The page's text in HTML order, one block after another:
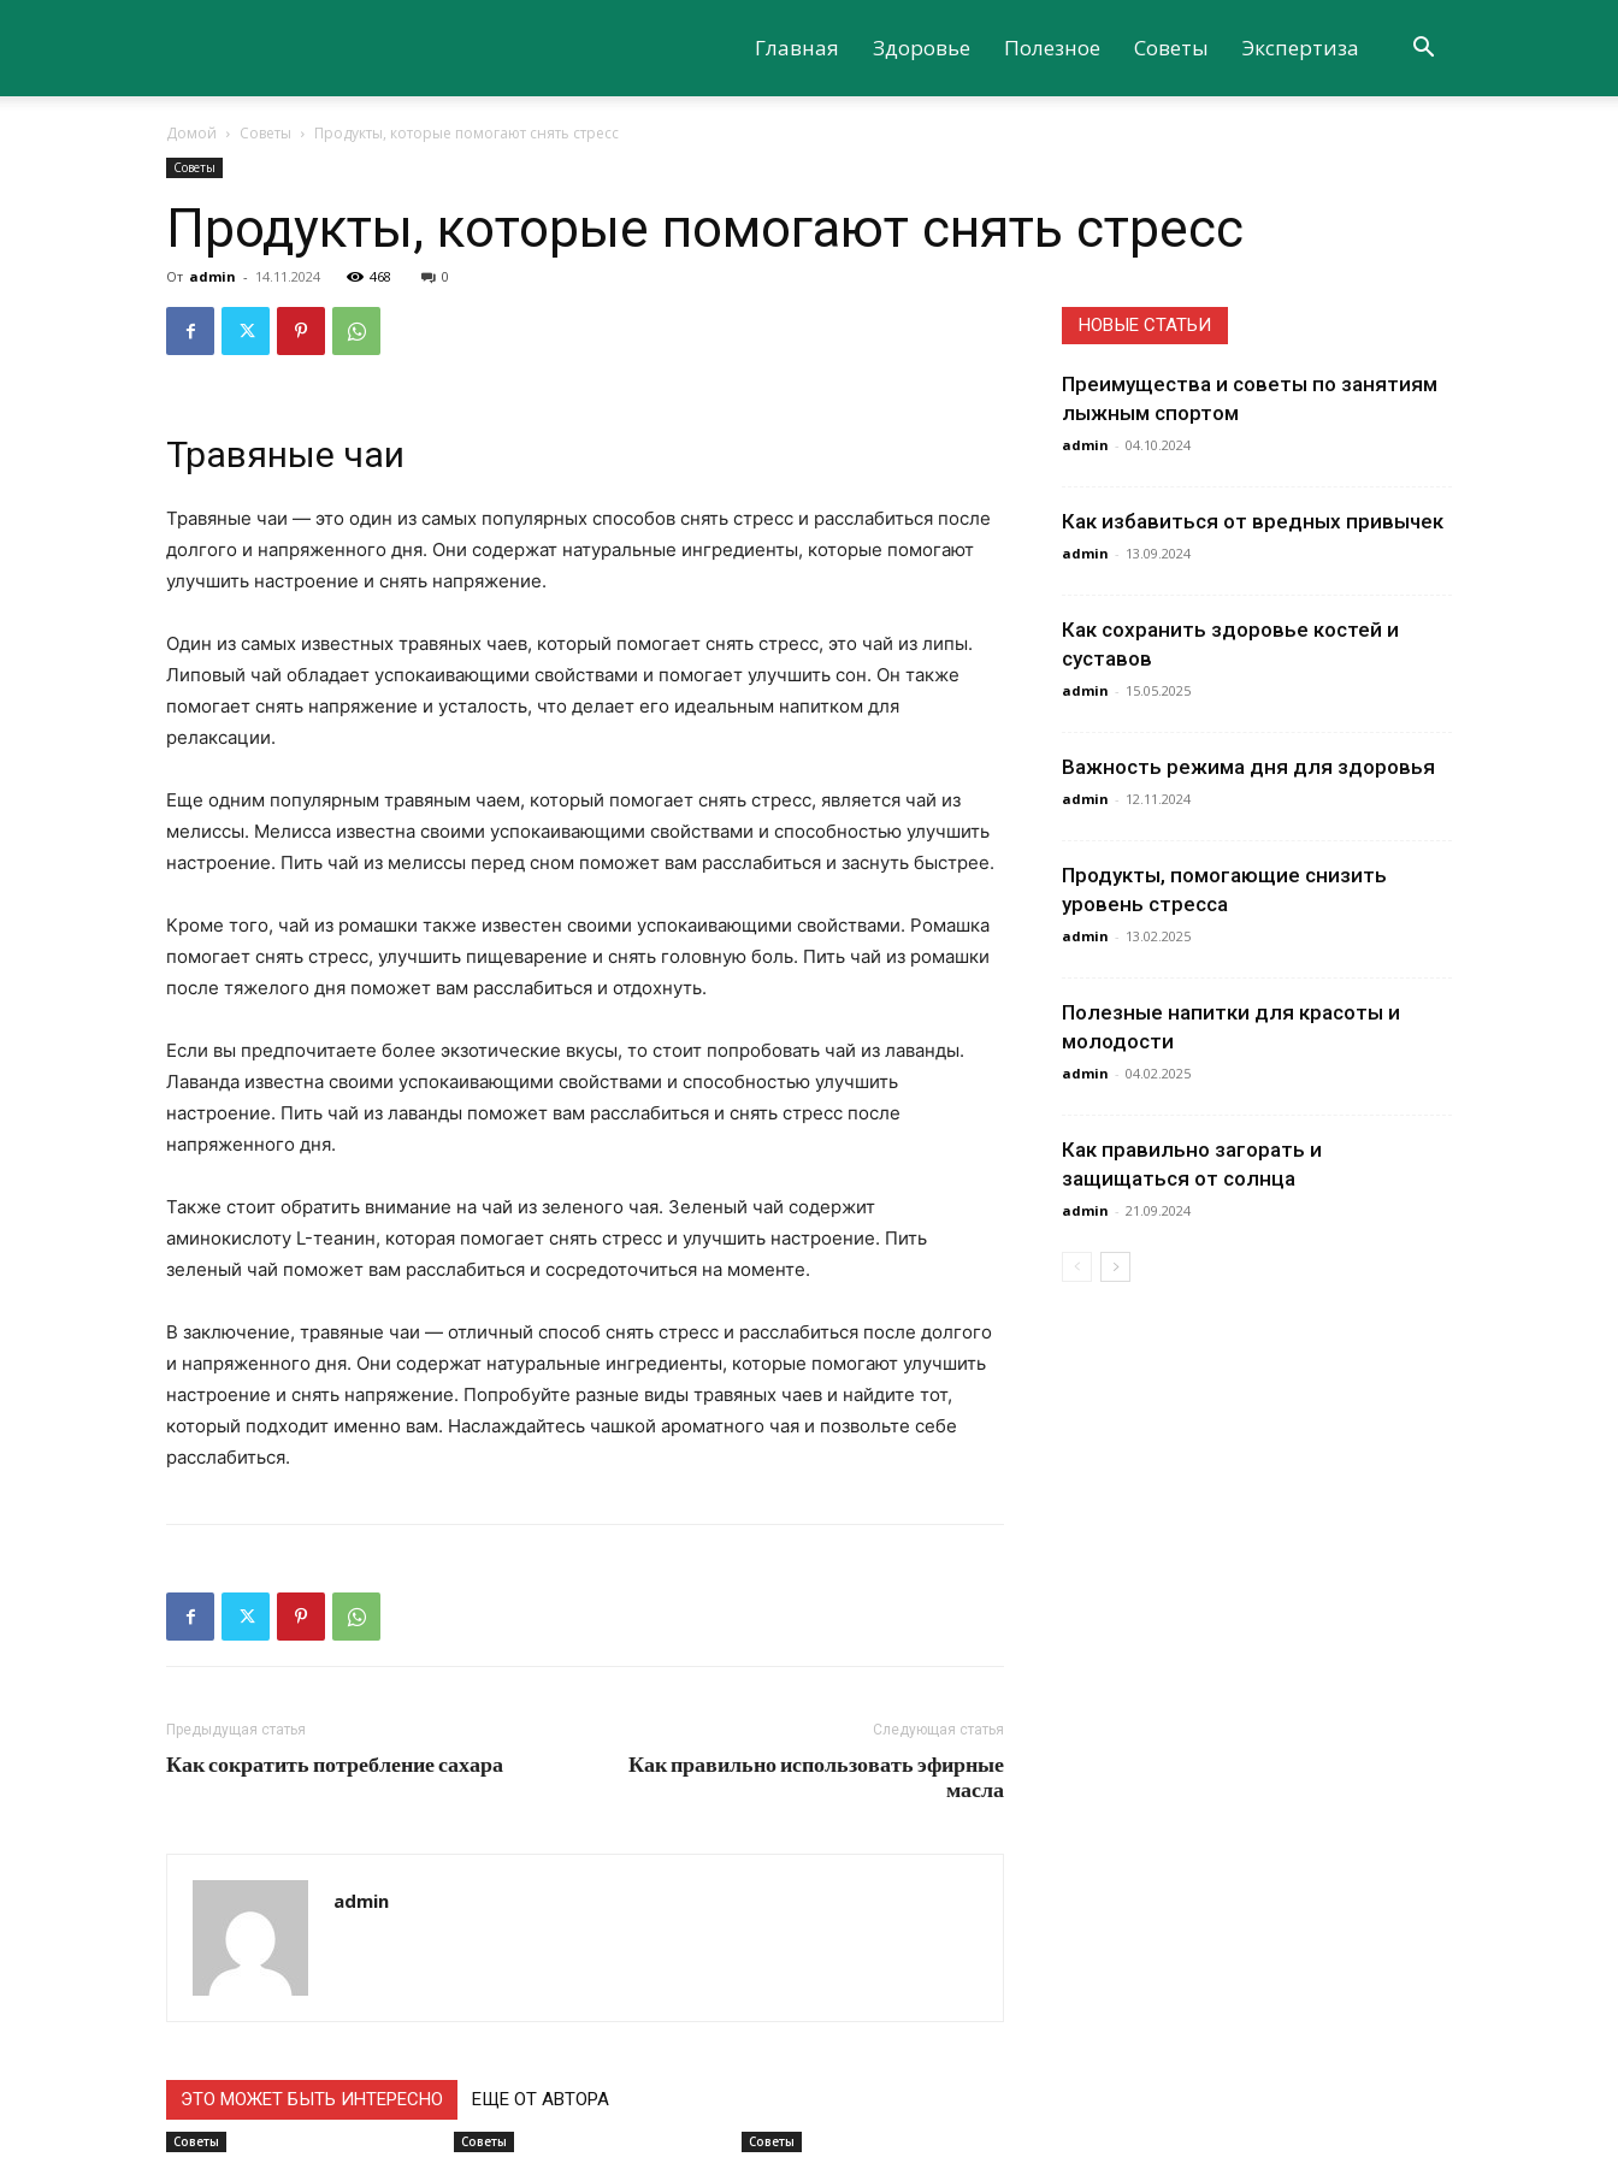
о
здоровье
Главная Здоровье Полезное Советы Экспертиза
Домой Советы Продукты, которые помогают снять стресс
Советы
Продукты, которые помогают снять стресс
От admin - 14.11.2024 468 0
Травяные чаи
Травяные чаи — это один из самых популярных способов снять стресс и расслабиться после
долгого и напряженного дня. Они содержат натуральные ингредиенты, которые помогают
улучшить настроение и снять напряжение.
Один из самых известных травяных чаев, который помогает снять стресс, это чай из липы.
Липовый чай обладает успокаивающими свойствами и помогает улучшить сон. Он также
помогает снять напряжение и усталость, что делает его идеальным напитком для
релаксации.
Еще одним популярным травяным чаем, который помогает снять стресс, является чай из
мелиссы. Мелисса известна своими успокаивающими свойствами и способностью улучшить
настроение. Пить чай из мелиссы перед сном поможет вам расслабиться и заснуть быстрее.
Кроме того, чай из ромашки также известен своими успокаивающими свойствами. Ромашка
помогает снять стресс, улучшить пищеварение и снять головную боль. Пить чай из ромашки
после тяжелого дня поможет вам расслабиться и отдохнуть.
Если вы предпочитаете более экзотические вкусы, то стоит попробовать чай из лаванды.
Лаванда известна своими успокаивающими свойствами и способностью улучшить
настроение. Пить чай из лаванды поможет вам расслабиться и снять стресс после
напряженного дня.
Также стоит обратить внимание на чай из зеленого чая. Зеленый чай содержит
аминокислоту L-теанин, которая помогает снять стресс и улучшить настроение. Пить
зеленый чай поможет вам расслабиться и сосредоточиться на моменте.
В заключение, травяные чаи — отличный способ снять стресс и расслабиться после долгого
и напряженного дня. Они содержат натуральные ингредиенты, которые помогают улучшить
настроение и снять напряжение. Попробуйте разные виды травяных чаев и найдите тот,
который подходит именно вам. Наслаждайтесь чашкой ароматного чая и позвольте себе
расслабиться.
Предыдущая статья
Как сократить потребление сахара
Следующая статья
Как правильно использовать эфирные
масла
admin
ЭТО МОЖЕТ БЫТЬ ИНТЕРЕСНО ЕЩЕ ОТ АВТОРА
Советы Советы Советы
НОВЫЕ СТАТЬИ
Преимущества и советы по занятиям
лыжным спортом
admin - 04.10.2024
Как избавиться от вредных привычек
admin - 13.09.2024
Как сохранить здоровье костей и
суставов
admin - 15.05.2025
Важность режима дня для здоровья
admin - 12.11.2024
Продукты, помогающие снизить
уровень стресса
admin - 13.02.2025
Полезные напитки для красоты и
молодости
admin - 04.02.2025
Как правильно загорать и
защищаться от солнца
admin - 21.09.2024